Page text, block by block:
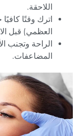
اللاحقة.
اترك وقتًا
العظمي) قبل
الراحة وتجنب
المضاعفات.